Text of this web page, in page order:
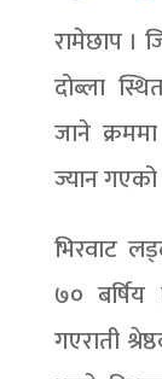
रामेछाप ।
दोब्ला
जाने
ज्यान
भिरवाट
७० बर्षिय
गएराती